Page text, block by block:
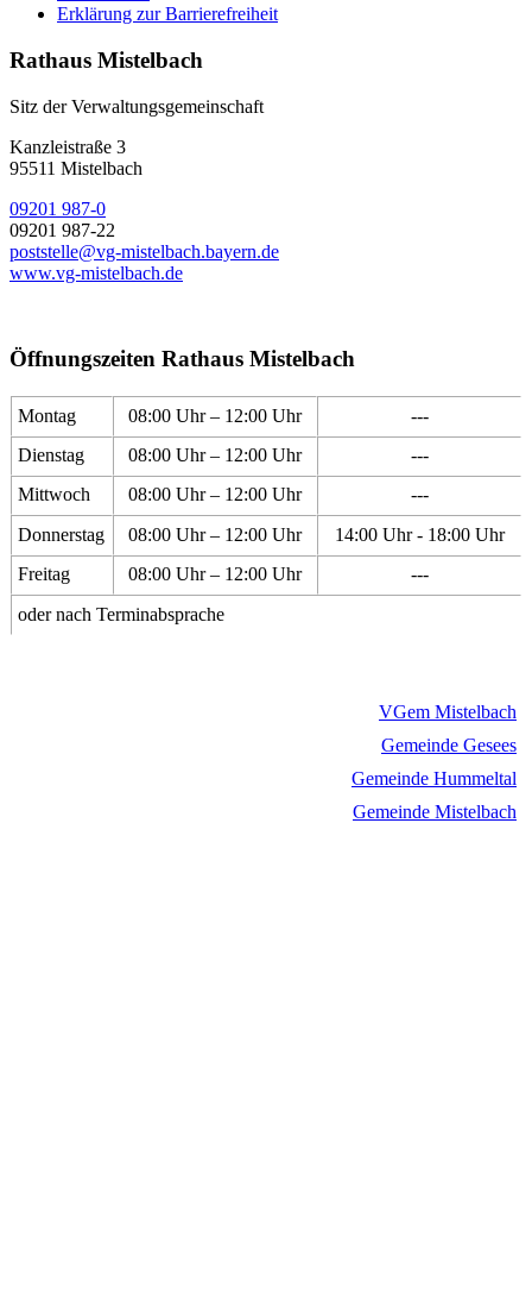
Erklärung zur Barrierefreiheit
Rathaus Mistelbach
Sitz der Verwaltungsgemeinschaft
Kanzleistraße 3
95511 Mistelbach
09201 987-0
09201 987-22
poststelle@vg-mistelbach.bayern.de
www.vg-mistelbach.de
Öffnungszeiten Rathaus Mistelbach
Montag 08:00 Uhr – 12:00 Uhr
---
Dienstag
08:00 Uhr – 12:00 Uhr
---
Mittwoch
08:00 Uhr – 12:00 Uhr
---
Donnerstag
08:00 Uhr – 12:00 Uhr
14:00 Uhr - 18:00 Uhr
Freitag
08:00 Uhr – 12:00 Uhr
---
oder nach Terminabsprache
VGem Mistelbach
Gemeinde Gesees
Gemeinde Hummeltal
Gemeinde Mistelbach